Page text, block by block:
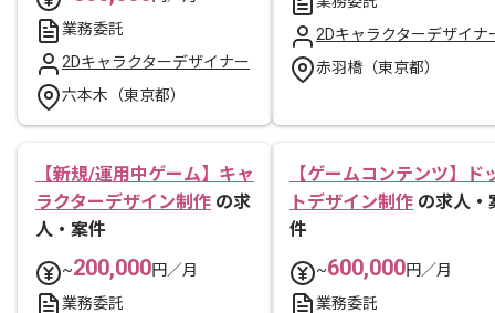
業務委託
2Dキャラクターデザイナー
六本木（東京都）
2Dキャラクターデザイナ
赤羽橋（東京都）
【新規/運用中ゲーム】キャ
ラクターデザイン制作 の求
人・案件
~200,000円／月
業務委託
【ゲームコンテンツ】ド
トデザイン制作 の求人・
件
~600,000円／月
業務委託